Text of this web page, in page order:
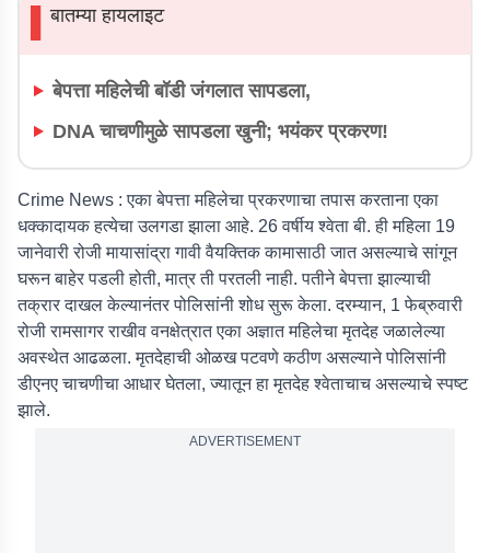
▌बातम्या हायलाइट
बेपत्ता महिलेची बॉडी जंगलात सापडला,
DNA चाचणीमुळे सापडला खुनी; भयंकर प्रकरण!
Crime News : एका बेपत्ता महिलेचा प्रकरणाचा तपास करताना एका
धक्कादायक हत्येचा उलगडा झाला आहे. 26 वर्षीय श्वेता बी. ही महिला 19
जानेवारी रोजी मायासांद्रा गावी वैयक्तिक कामासाठी जात असल्याचे सांगून
घरून बाहेर पडली होती, मात्र ती परतली नाही. पतीने बेपत्ता झाल्याची
तक्रार दाखल केल्यानंतर पोलिसांनी शोध सुरू केला. दरम्यान, 1 फेब्रुवारी
रोजी रामसागर राखीव वनक्षेत्रात एका अज्ञात महिलेचा मृतदेह जळालेल्या
अवस्थेत आढळला. मृतदेहाची ओळख पटवणे कठीण असल्याने पोलिसांनी
डीएनए चाचणीचा आधार घेतला, ज्यातून हा मृतदेह श्वेताचाच असल्याचे स्पष्ट
झाले.
ADVERTISEMENT